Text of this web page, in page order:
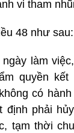
vi tham
48 như sau:
ngày làm
quyền
có
phải
tạm thời